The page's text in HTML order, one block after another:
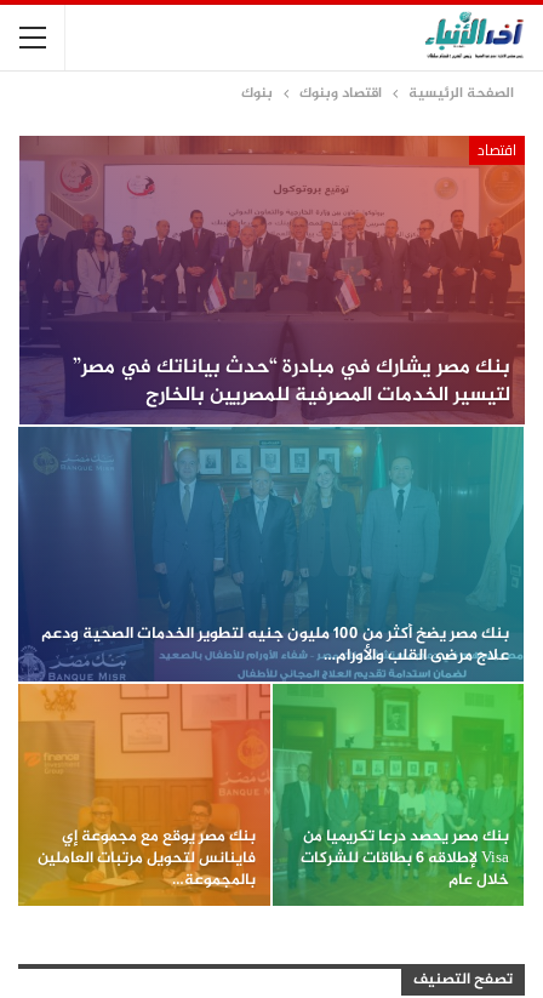
الصفحة الرئيسية اقتصاد وبنوك بنوك
اقتصاد
بنك مصر يشارك في مبادرة “حدث بياناتك في مصر”
لتيسير الخدمات المصرفية للمصريين بالخارج
بنك مصر يضخ أكثر من 100 مليون جنيه لتطوير الخدمات الصحية ودعم
علاج مرضى القلب والأورام…
بنك مصر يحصد درعا تكريميا من
Visa لإطلاقه 6 بطاقات للشركات
خلال عام
بنك مصر يوقع مع مجموعة إي
فاينانس لتحويل مرتبات العاملين
بالمجموعة…
تصفح التصنيف